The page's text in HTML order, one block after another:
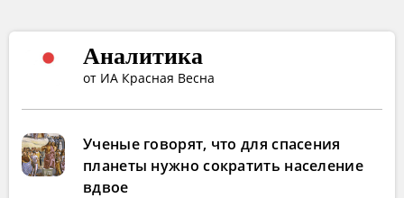
Аналитика
от ИА Красная Весна
Ученые говорят, что для спасения
планеты нужно сократить население
вдвое